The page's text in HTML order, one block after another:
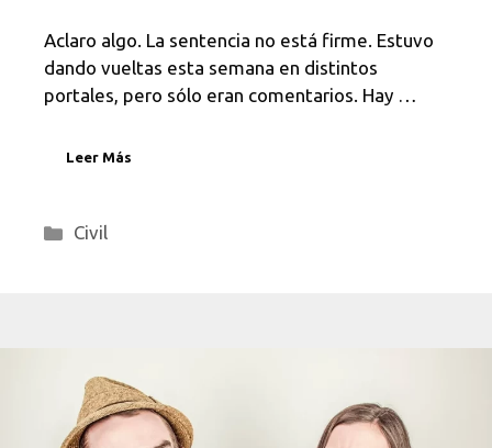
Aclaro algo. La sentencia no está firme. Estuvo
dando vueltas esta semana en distintos
portales, pero sólo eran comentarios. Hay …
Leer Más
Categorías
Civil